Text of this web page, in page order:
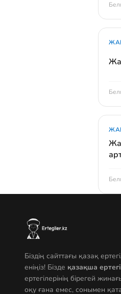
Біздің сайттағы қазақ
еніңіз! Бізде қазақша
ертегілерінің бірегей
оқу ғана емес, сонымен